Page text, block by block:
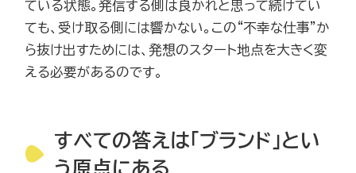
ている状態。発信する側は良かれと思って続けてい
ても、受け取る側には響かない。この“不幸な仕事”か
ら抜け出すためには、発想のスタート地点を大きく変
える必要があるのです。
すべての答えは「ブランド」とい
う原点にある